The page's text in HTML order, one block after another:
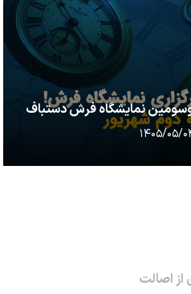
نمایشگاه فرش دستباف
۰۵/۰۴
اصالت